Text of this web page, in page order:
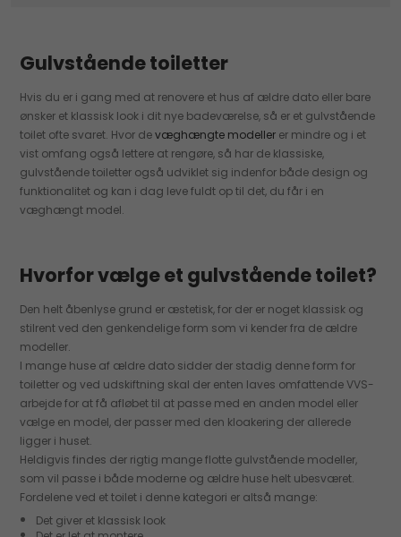
Gulvstående toiletter
Hvis du er i gang med at renovere et hus af ældre dato eller bare
ønsker et klassisk look i dit nye badeværelse, så er et gulvstående
toilet ofte svaret. Hvor devæghængte modeller er mindre og i et
vist omfang også lettere at rengøre, så har de klassiske,
gulvstående toiletter også udviklet sig indenfor både design og
funktionalitet og kan i dag leve fuldt op til det, du får i en
væghængt model.
Hvorfor vælge et gulvstående toilet?
Den helt åbenlyse grund er æstetisk, for der er noget klassisk og
stilrent ved den genkendelige form som vi kender fra de ældre
modeller.
I mange huse af ældre dato sidder der stadig denne form for
toiletter og ved udskiftning skal der enten laves omfattende VVS-
arbejde for at få afløbet til at passe med en anden model eller
vælge en model, der passer med den kloakering der allerede
ligger i huset.
Heldigvis findes der rigtig mange flotte gulvstående modeller,
som vil passe i både moderne og ældre huse helt ubesværet.
Fordelene ved et toilet i denne kategori er altså mange:
Det giver et klassisk look